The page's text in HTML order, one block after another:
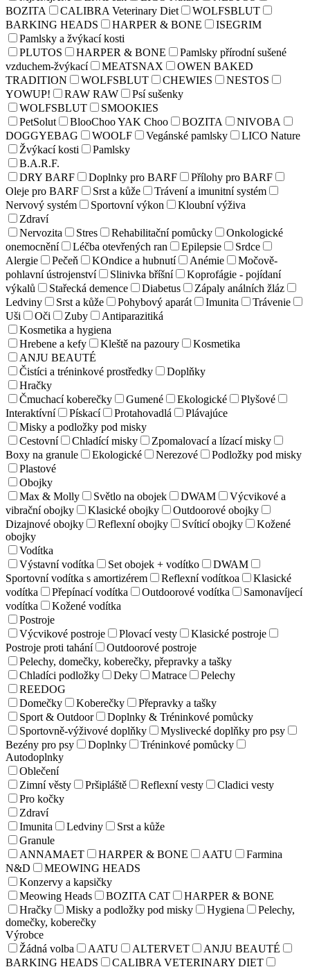
BOZITA
CALIBRA Veterinary Diet
WOLFSBLUT
BARKING HEADS
HARPER & BONE
ISEGRIM
Pamlsky a žvýkací kosti
PLUTOS
HARPER & BONE
Pamlsky přírodní sušené
vzduchem-žvýkací
MEATSNAX
OWEN BAKED
TRADITION
WOLFSBLUT CHEWIES
NESTOS
YOWUP!
RAW RAW
Psí sušenky
WOLFSBLUT
SMOOKIES
PetSolut
BlooChoo YAK Choo BOZITA
NIVOBA
DOGGYEBAG
WOOLF Vegánské pamlsky
LICO Nature
Žvýkací kosti
Pamlsky
B.A.R.F.
DRY BARF
Doplnky pro BARF
Přílohy pro BARF
Oleje pro BARF
Srst a kůže
Trávení a imunitní systém
Nervový systém
Sportovní výkon
Kloubní výživa
Zdraví
Nervozita
Stres Rehabilitační pomůcky
Onkologické
onemocnění
Léčba otevřených ran Epilepsie
Srdce
Alergie
Pečeň KOndice a hubnutí Anémie
Močově-
pohlavní ústrojenství
Slinivka bříšní
Koprofágie - pojídaní
výkalů
Stařecká demence Diabetus
Zápaly análních žláz
Ledviny
Srst a kůže Pohybový aparát Imunita
Trávenie
Uši
Oči Zuby
Antiparazitiká
Kosmetika a hygiena
Hrebene a kefy
Kleště na pazoury
Kosmetika
ANJU BEAUTÉ
Čistíci a tréninkové prostředky
Doplňky
Hračky
Čmuchací koberečky
Gumené Ekologické
Plyšové
Interaktívní
Pískací Protahovadlá
Plávajúce
Misky a podložky pod misky
Cestovní
Chladící misky
Zpomalovací a lízací misky
Boxy na granule
Ekologické Nerezové
Podložky pod misky
Plastové
Obojky
Max & Molly
Světlo na obojek DWAM
Výcvikové a
vibrační obojky
Klasické obojky
Outdoorové obojky
Dizajnové obojky
Reflexní obojky Svíticí obojky
Kožené
obojky
Vodítka
Výstavní vodítka
Set obojek + vodítko
DWAM
Sportovní vodítka s amortizérem
Reflexní vodítkoa
Klasické
vodítka
Přepínací vodítka Outdoorové vodítka
Samonavíjecí
vodítka
Kožené vodítka
Postroje
Výcvikové postroje
Plovací vesty
Klasické postroje
Postroje proti tahání
Outdoorové postroje
Pelechy, domečky, koberečky, přepravky a tašky
Chladíci podložky
Deky Matrace
Pelechy
REEDOG
Domečky
Koberečky
Přepravky a tašky
Sport & Outdoor
Doplnky & Tréninkové pomůcky
Sportovně-výživové doplňky
Myslivecké doplňky pro psy
Bezény pro psy
Doplnky
Tréninkové pomůcky
Autodoplnky
Oblečení
Zimní věsty
Pršipláště Reflexní vesty
Cladici vesty
Pro kočky
Zdraví
Imunita
Ledviny
Srst a kůže
Granule
ANNAMAET
HARPER & BONE AATU
Farmina
N&D
MEOWING HEADS
Konzervy a kapsičky
Meowing Heads
BOZITA CAT
HARPER & BONE
Hračky
Misky a podložky pod misky Hygiena
Pelechy,
domečky, koberečky
Výrobce
Žádná volba
AATU ALTERVET
ANJU BEAUTÉ
BARKING HEADS
CALIBRA VETERINARY DIET